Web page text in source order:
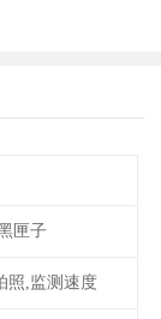
匣子
照,监测速度